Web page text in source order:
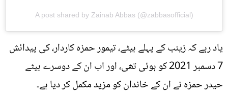
A post shared by Zainab Abbas (@zabbasofficial)
یاد رہے کہ زینب کے پہلے بیٹے، تیمور حمزہ کاردار، کی پیدائش
7 دسمبر 2021 کو ہوئی تھی، اور اب ان کے دوسرے بیٹے
حیدر حمزہ نے ان کے خاندان کو مزید مکمل کر دیا ہے۔